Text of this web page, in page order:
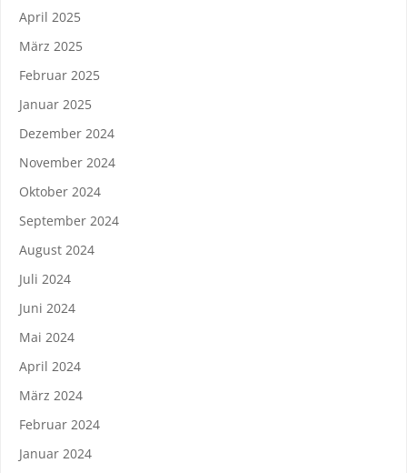
April 2025
März 2025
Februar 2025
Januar 2025
Dezember 2024
November 2024
Oktober 2024
September 2024
August 2024
Juli 2024
Juni 2024
Mai 2024
April 2024
März 2024
Februar 2024
Januar 2024